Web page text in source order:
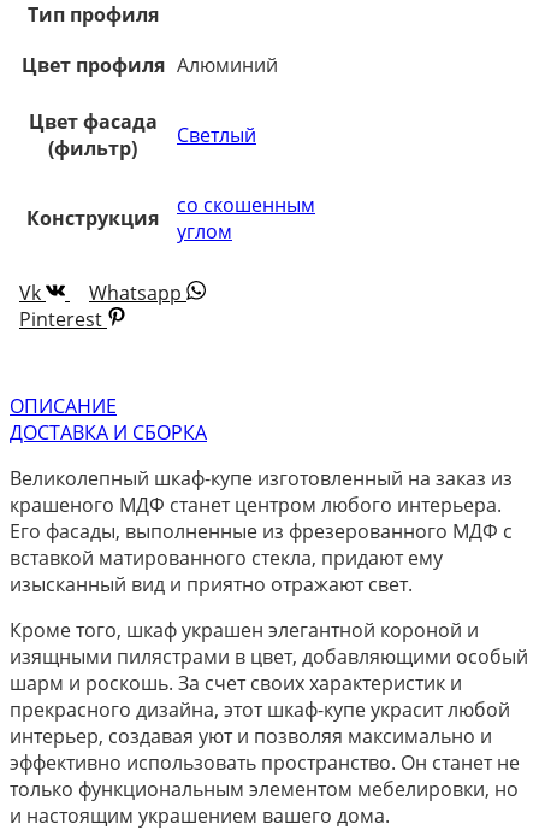
Тип профиля
Цвет профиля Алюминий
Цвет фасада
(фильтр)
Светлый
Конструкция
со скошенным
углом
Vk
Whatsapp
Pinterest
ОПИСАНИЕ
ДОСТАВКА И СБОРКА
Великолепный шкаф-купе изготовленный на заказ из
крашеного МДФ станет центром любого интерьера.
Его фасады, выполненные из фрезерованного МДФ с
вставкой матированного стекла, придают ему
изысканный вид и приятно отражают свет.
Кроме того, шкаф украшен элегантной короной и
изящными пилястрами в цвет, добавляющими особый
шарм и роскошь. За счет своих характеристик и
прекрасного дизайна, этот шкаф-купе украсит любой
интерьер, создавая уют и позволяя максимально и
эффективно использовать пространство. Он станет не
только функциональным элементом мебелировки, но
и настоящим украшением вашего дома.